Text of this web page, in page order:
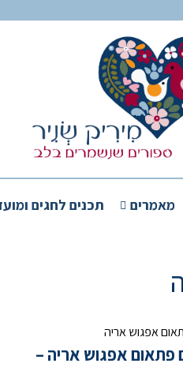
מאמרים תכנים לחגים
פתאום אפגוש אריה –